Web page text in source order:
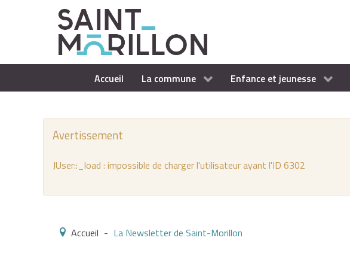
Accueil La commune Enfance et jeunesse
Avertissement
JUser::_load : impossible de charger l'utilisateur ayant l'ID 6302
Accueil - La Newsletter de Saint-Morillon